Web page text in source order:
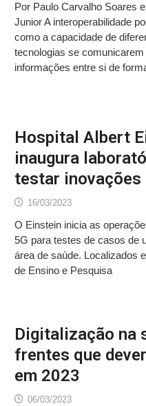
Por Paulo Carvalho Soares
Junior A interoperabilidade
como a capacidade de
tecnologias se
informações entre si de
Hospital Albert
inaugura
testar inovações
16/03/2023
O Einstein inicia as
5G para testes de casos de
área de saúde. Localizados
de Ensino e Pesquisa
Digitalização na
frentes que
em 2023
06/03/2023